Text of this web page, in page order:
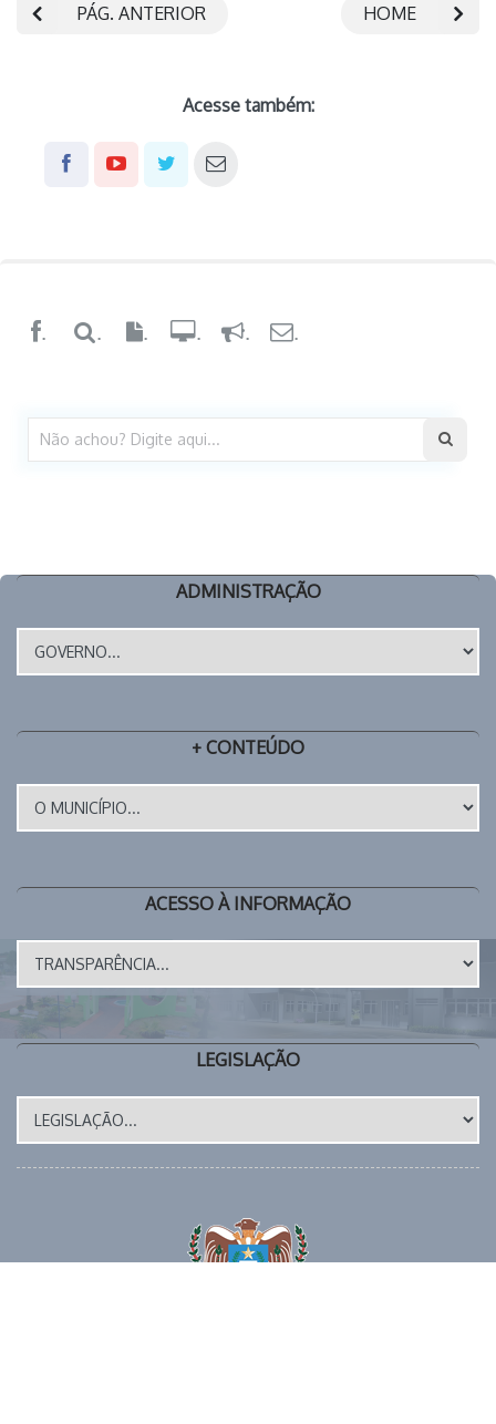
PÁG. ANTERIOR HOME
Acesse também:
. . .
ADMINISTRAÇÃO
+ CONTEÚDO
ACESSO À INFORMAÇÃO
LEGISLAÇÃO